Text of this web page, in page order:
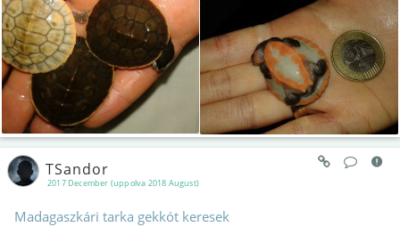
2017 December (uppolva 2018 August)
TSandor
Madagaszkári tarka gekkót keresek